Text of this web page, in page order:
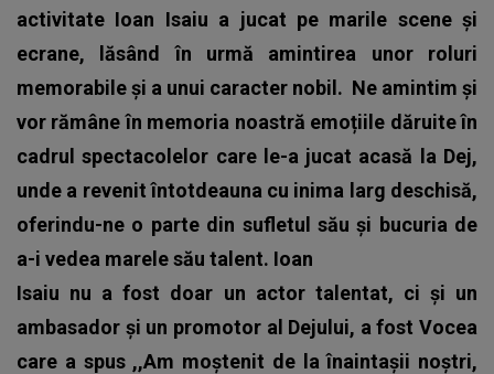
activitate Ioan Isaiu a jucat pe marile scene și
ecrane, lăsând în urmă amintirea unor roluri
memorabile și a unui caracter nobil. Ne amintim și
vor rămâne în memoria noastră emoțiile dăruite în
cadrul spectacolelor care le-a jucat acasă la Dej,
unde a revenit întotdeauna cu inima larg deschisă,
oferindu-ne o parte din sufletul său și bucuria de
a-i vedea marele său talent. Ioan
Isaiu nu a fost doar un actor talentat, ci și un
ambasador și un promotor al Dejului, a fost Vocea
care a spus ,,Am moștenit de la înaintașii noștri,